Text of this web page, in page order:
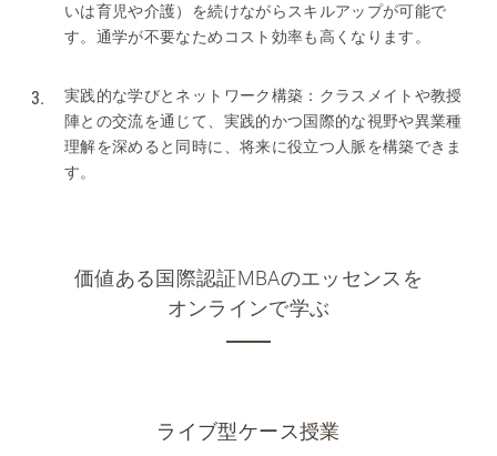
いは育児や介護）を続けながらスキルアップが可能で
す。通学が不要なためコスト効率も高くなります。
実践的な学びとネットワーク構築：クラスメイトや教授
陣との交流を通じて、実践的かつ国際的な視野や異業種
理解を深めると同時に、将来に役立つ人脈を構築できま
す。
価値ある国際認証MBAのエッセンスを
オンラインで学ぶ
ライブ型ケース授業